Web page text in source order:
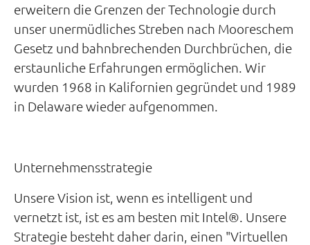
erweitern die Grenzen der Technologie durch
unser unermüdliches Streben nach Mooreschem
Gesetz und bahnbrechenden Durchbrüchen, die
erstaunliche Erfahrungen ermöglichen. Wir
wurden 1968 in Kalifornien gegründet und 1989
in Delaware wieder aufgenommen.
Unternehmensstrategie
Unsere Vision ist, wenn es intelligent und
vernetzt ist, ist es am besten mit Intel®. Unsere
Strategie besteht daher darin, einen "Virtuellen